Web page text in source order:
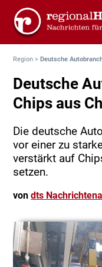
Region >Deutsche
Deutsche
Chips aus
Die deutsche
vor einer zu
verstärkt auf
setzen.
vondts